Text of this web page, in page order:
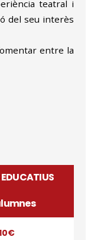
teatral i
del seu interès
entre la
EDUCATIUS